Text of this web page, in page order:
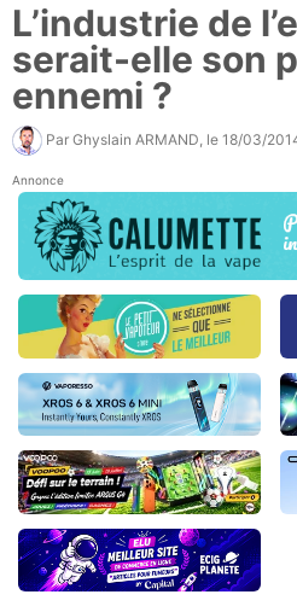
L’industrie de
serait-elle son
ennemi ?
Par Ghyslain ARMAND , le 18/03/
Annonce